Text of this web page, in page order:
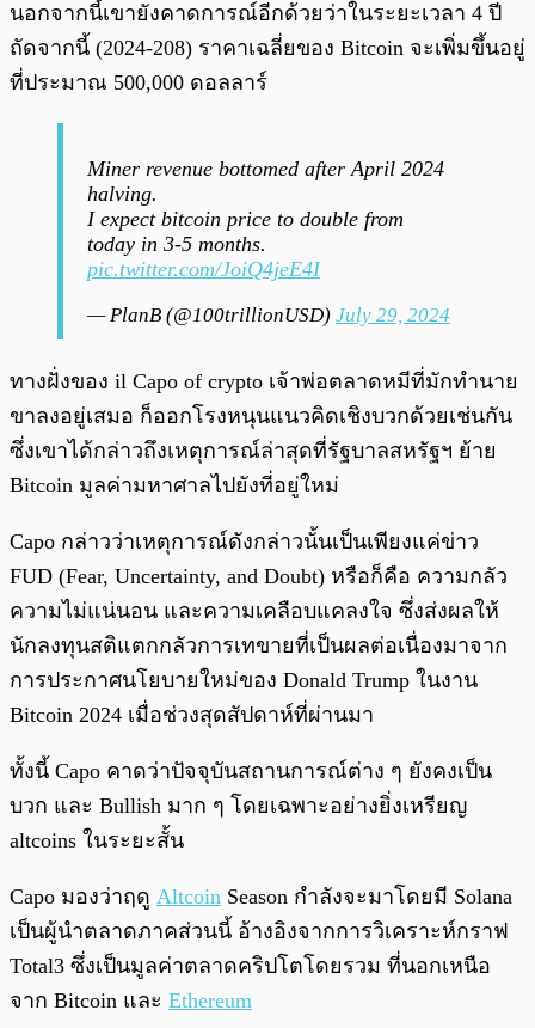
นอกจากนี้เขายังคาดการณ์อีกด้วยว่าในระยะเวลา 4 ปี
ถัดจากนี้ (2024-208) ราคาเฉลี่ยของ Bitcoin จะเพิ่มขึ้นอยู่
ที่ประมาณ 500,000 ดอลลาร์
Miner revenue bottomed after April 2024
halving.
I expect bitcoin price to double from
today in 3-5 months.
pic.twitter.com/JoiQ4jeE4I
— PlanB (@100trillionUSD) July 29, 2024
ทางฝั่งของ il Capo of crypto เจ้าพ่อตลาดหมีที่มักทำนาย
ขาลงอยู่เสมอ ก็ออกโรงหนุนแนวคิดเชิงบวกด้วยเช่นกัน
ซึ่งเขาได้กล่าวถึงเหตุการณ์ล่าสุดที่รัฐบาลสหรัฐฯ ย้าย
Bitcoin มูลค่ามหาศาลไปยังที่อยู่ใหม่
Capo กล่าวว่าเหตุการณ์ดังกล่าวนั้นเป็นเพียงแค่ข่าว
FUD (Fear, Uncertainty, and Doubt) หรือก็คือ ความกลัว
ความไม่แน่นอน และความเคลือบแคลงใจ ซึ่งส่งผลให้
นักลงทุนสติแตกกลัวการเทขายที่เป็นผลต่อเนื่องมาจาก
การประกาศนโยบายใหม่ของ Donald Trump ในงาน
Bitcoin 2024 เมื่อช่วงสุดสัปดาห์ที่ผ่านมา
ทั้งนี้ Capo คาดว่าปัจจุบันสถานการณ์ต่าง ๆ ยังคงเป็น
บวก และ Bullish มาก ๆ โดยเฉพาะอย่างยิ่งเหรียญ
altcoins ในระยะสั้น
Capo มองว่าฤดู Altcoin Season กำลังจะมาโดยมี Solana
เป็นผู้นำตลาดภาคส่วนนี้ อ้างอิงจากการวิเคราะห์กราฟ
Total3 ซึ่งเป็นมูลค่าตลาดคริปโตโดยรวม ที่นอกเหนือ
จาก Bitcoin และ Ethereum